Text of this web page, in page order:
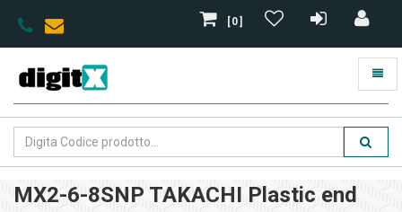
[0]
MX2-6-8SNP TAKACHI Plastic end